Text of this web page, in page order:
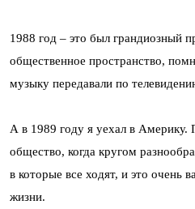
1988 год – это был грандиозный
общественное пространство,
музыку передавали по
А в 1989 году я уехал в Америку.
общество, когда кругом
в которые все ходят, и это очень
жизни.